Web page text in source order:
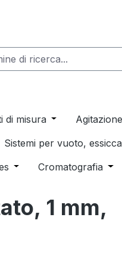
Consumabili per
dropdown menu
di misura Open or close
Distillazione,
menu from the
or close the dropdown
Sistemi per vuoto,
dropdown menu from
Open or close the
Cromatografia
1 mm,